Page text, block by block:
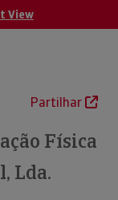
View
Partilhar
Física
Lda.